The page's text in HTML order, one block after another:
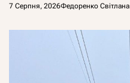
7 Серпня, 2026Федоренко Світлана